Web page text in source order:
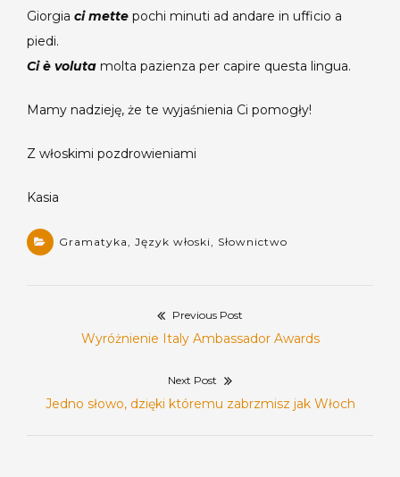
Giorgia ci mette pochi minuti ad andare in ufficio a
piedi.
Ci è voluta molta pazienza per capire questa lingua.
Mamy nadzieję, że te wyjaśnienia Ci pomogły!
Z włoskimi pozdrowieniami
Kasia
Gramatyka Język włoski Słownictwo
Previous Post
Previous
Wyróżnienie Italy Ambassador Awards
Next Post
Next
Jedno słowo, dzięki któremu zabrzmisz jak Włoch